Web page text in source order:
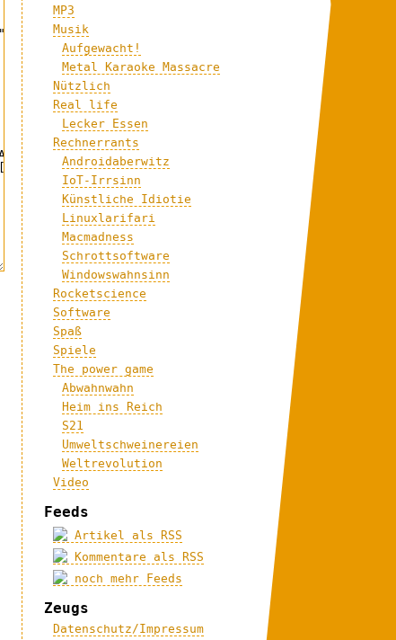
MP3
Musik
Aufgewacht!
Metal Karaoke Massacre
Nützlich
Real life
Lecker Essen
Rechnerrants
Androidaberwitz
IoT-Irrsinn
Künstliche Idiotie
Linuxlarifari
Macmadness
Schrottsoftware
Windowswahnsinn
Rocketscience
Software
Spaß
Spiele
The power game
Abwahnwahn
Heim ins Reich
S21
Umweltschweinereien
Weltrevolution
Video
Feeds
Artikel als RSS
Kommentare als RSS
noch mehr Feeds
Zeugs
Datenschutz/Impressum